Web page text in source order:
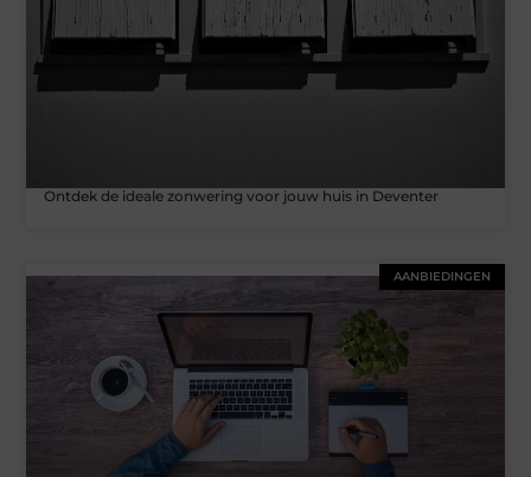
Ontdek de ideale zonwering voor jouw huis in Deventer
AANBIEDINGEN